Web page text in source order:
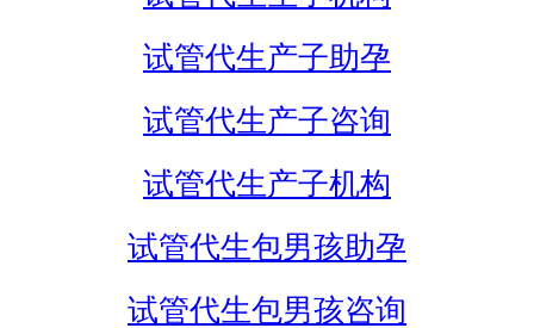
试管代生产子助孕
试管代生产子咨询
试管代生产子机构
试管代生包男孩助孕
试管代生包男孩咨询